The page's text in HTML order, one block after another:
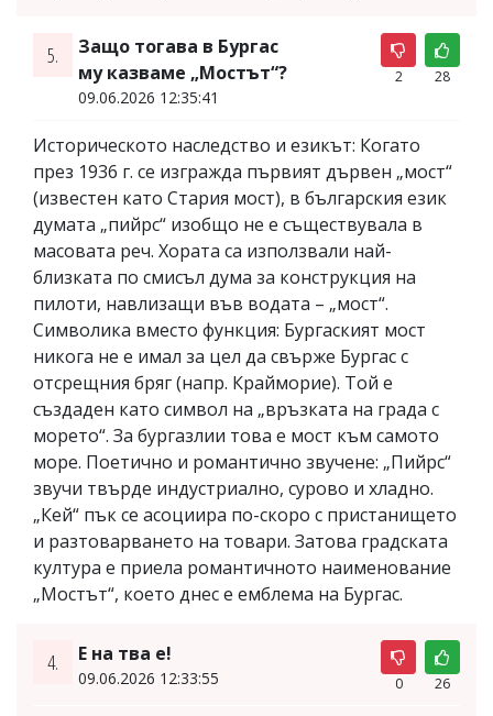
5.
Защо тогава в Бургас
му казваме „Мостът“?
09.06.2026 12:35:41
2 28
Историческото наследство и езикът: Когато
през 1936 г. се изгражда първият дървен „мост“
(известен като Стария мост), в българския език
думата „пийрс“ изобщо не е съществувала в
масовата реч. Хората са използвали най-
близката по смисъл дума за конструкция на
пилоти, навлизащи във водата – „мост“.
Символика вместо функция: Бургаският мост
никога не е имал за цел да свърже Бургас с
отсрещния бряг (напр. Крайморие). Той е
създаден като символ на „връзката на града с
морето“. За бургазлии това е мост към самото
море. Поетично и романтично звучене: „Пийрс“
звучи твърде индустриално, сурово и хладно.
„Кей“ пък се асоциира по-скоро с пристанището
и разтоварването на товари. Затова градската
култура е приела романтичното наименование
„Мостът“, което днес е емблема на Бургас.
4. Е на тва е!
09.06.2026 12:33:55 0 26